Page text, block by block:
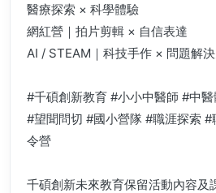
醫療探索 × 科學體驗
網紅營｜拍片剪輯 × 自信表達
AI / STEAM｜科技手作 × 問題解
#千碩創新教育 #小小中醫師 #中
#望聞問切 #國小營隊 #職涯探索
令營
千碩創新未來教育保留活動內容及